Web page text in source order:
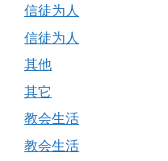
信徒为人
信徒为人
其他
其它
教会生活
教会生活